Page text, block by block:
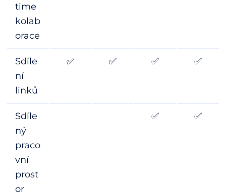
time
kolab
orace
Sdíle
ní
linků
✅ ✅ ✅ ✅
Sdíle
ný
praco
vní
prost
or
✅ ✅